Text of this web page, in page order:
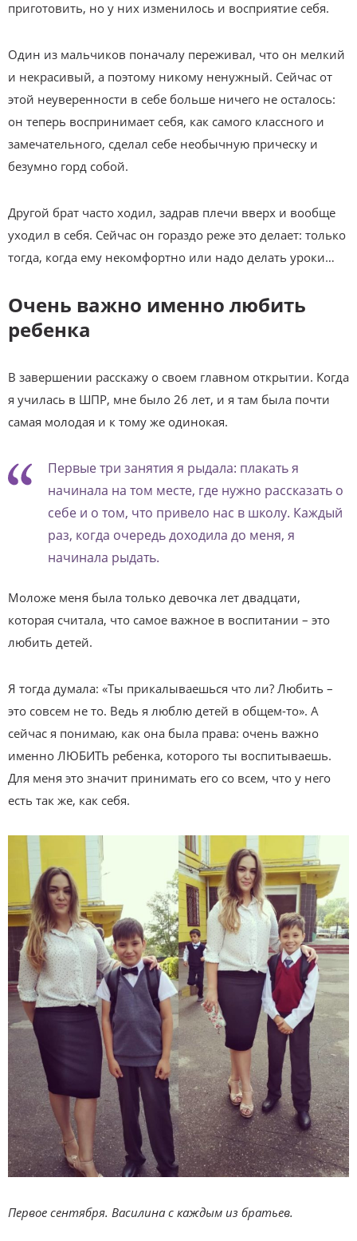
приготовить, но у них изменилось и восприятие себя.
Один из мальчиков поначалу переживал, что он мелкий
и некрасивый, а поэтому никому ненужный. Сейчас от
этой неуверенности в себе больше ничего не осталось:
он теперь воспринимает себя, как самого классного и
замечательного, сделал себе необычную прическу и
безумно горд собой.
Другой брат часто ходил, задрав плечи вверх и вообще
уходил в себя. Сейчас он гораздо реже это делает: только
тогда, когда ему некомфортно или надо делать уроки…
Очень важно именно любить
ребенка
В завершении расскажу о своем главном открытии. Когда
я училась в ШПР, мне было 26 лет, и я там была почти
самая молодая и к тому же одинокая.
Первые три занятия я рыдала: плакать я
начинала на том месте, где нужно рассказать о
себе и о том, что привело нас в школу. Каждый
раз, когда очередь доходила до меня, я
начинала рыдать.
Моложе меня была только девочка лет двадцати,
которая считала, что самое важное в воспитании – это
любить детей.
Я тогда думала: «Ты прикалываешься что ли? Любить –
это совсем не то. Ведь я люблю детей в общем-то». А
сейчас я понимаю, как она была права: очень важно
именно ЛЮБИТЬ ребенка, которого ты воспитываешь.
Для меня это значит принимать его со всем, что у него
есть так же, как себя.
Первое сентября. Василина с каждым из братьев.